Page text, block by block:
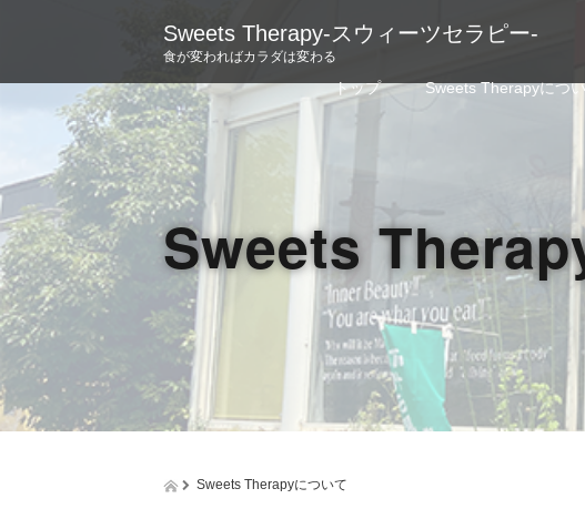
Sweets Therapy-スウィーツセラピー-
食が変わればカラダは変わる
トップ Sweets Therapyにつ
Sweets
Sweets Therapyについて